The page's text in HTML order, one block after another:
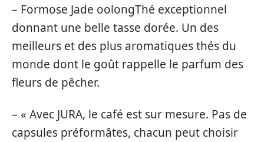
– Formose Jade oolongThé exceptionnel
donnant une belle tasse dorée. Un des
meilleurs et des plus aromatiques thés du
monde dont le goût rappelle le parfum des
fleurs de pêcher.
– « Avec JURA, le café est sur mesure. Pas de
capsules préformâtes, chacun peut choisir